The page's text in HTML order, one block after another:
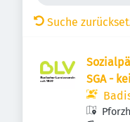
Suche
SGA -